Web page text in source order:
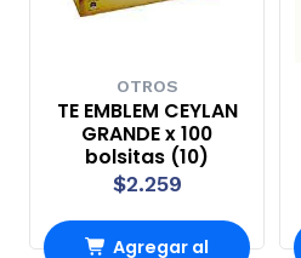
OTROS
TE EMBLEM CEYLAN
GRANDE x 100
bolsitas (10)
$2.259
Agregar al